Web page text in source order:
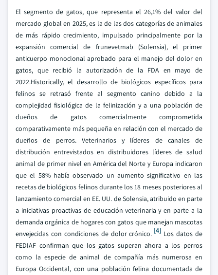
El segmento de gatos, que representa el 26,1% del valor del
mercado global en 2025, es la de las dos categorías de animales
de más rápido crecimiento, impulsado principalmente por la
expansión comercial de frunevetmab (Solensia), el primer
anticuerpo monoclonal aprobado para el manejo del dolor en
gatos, que recibió la autorización de la FDA en mayo de
2022.Historically, el desarrollo de biológicos específicos para
felinos se retrasó frente al segmento canino debido a la
complejidad fisiológica de la felinización y a una población de
dueños de gatos comercialmente comprometida
comparativamente más pequeña en relación con el mercado de
dueños de perros. Veterinarios y líderes de canales de
distribución entrevistados en distribuidores líderes de salud
animal de primer nivel en América del Norte y Europa indicaron
que el 58% había observado un aumento significativo en las
recetas de biológicos felinos durante los 18 meses posteriores al
lanzamiento comercial en EE. UU. de Solensia, atribuido en parte
a iniciativas proactivas de educación veterinaria y en parte a la
demanda orgánica de hogares con gatos que manejan mascotas
envejecidas con condiciones de dolor crónico. [4] Los datos de
FEDIAF confirman que los gatos superan ahora a los perros
como la especie de animal de compañía más numerosa en
Europa Occidental, con una población felina documentada de